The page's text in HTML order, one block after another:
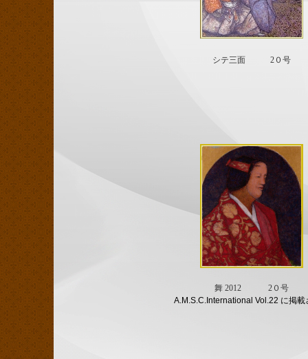
シテ三面 2０号
舞 2012 2０号
A.M.S.C.International Vol.22 に掲載